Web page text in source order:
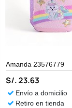
Amanda 23576779
S/. 23.63
Envío a domicilio
Retiro en tienda